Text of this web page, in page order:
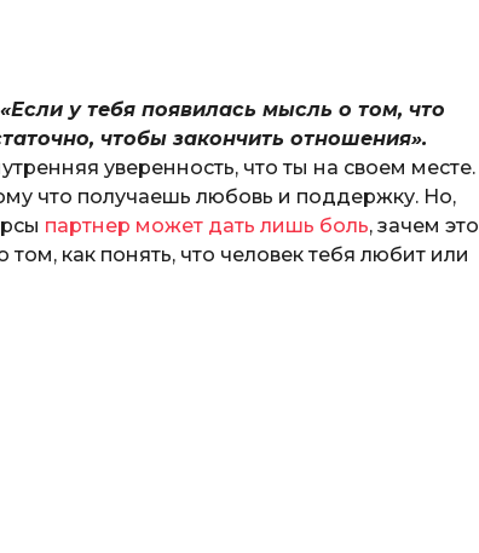
«Если у тебя появилась мысль о том, что
чтобы закончить отношения».
уверенность, что ты на своем месте.
что получаешь любовь и поддержку. Но,
партнер может дать лишь боль, зачем это
как понять, что человек тебя любит или